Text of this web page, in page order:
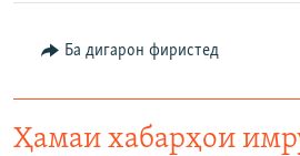
Ҳамаи сомонаҳои RFE/RL
Ба дигарон фиристед
Ҳамаи хабарҳои